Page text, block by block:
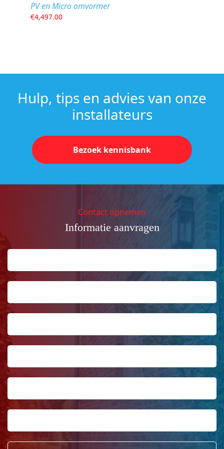
PV en Micro omvormer
€4,497.00
Hulp, tips en advies van onze
installateurs
Bezoek kennisbank
Contact opnemen
Informatie aanvragen
Naam
Achternaam
*
Telefoonnummer
*
Email
Postcode
*
Huisnummer
*